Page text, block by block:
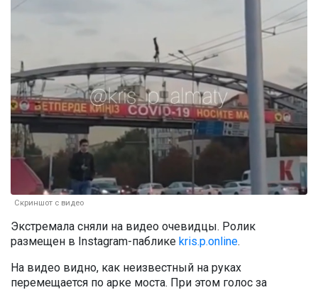
Скриншот с видео
Экстремала сняли на видео очевидцы. Ролик
размещен в Instagram-паблике kris.p.online.
На видео видно, как неизвестный на руках
перемещается по арке моста. При этом голос за